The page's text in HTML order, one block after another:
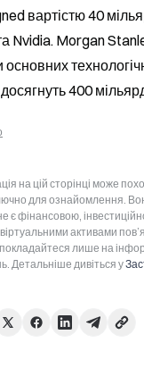
вартістю 40
Nvidia. Morgan
основних
400
на цій сторінці може
для ознайомлення.
є фінансовою,
активами
лише на
Детальніше дивіться у